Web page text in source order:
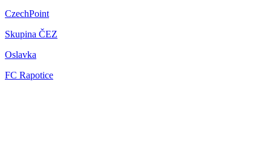
CzechPoint
Skupina ČEZ
Oslavka
FC Rapotice